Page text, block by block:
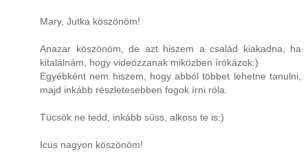
Mary, Jutka köszönöm!
Anazar köszönöm, de azt hiszem a család kiakadna, ha
kitalálnám, hogy videózzanak miközben írókázok:)
Egyébként nem hiszem, hogy abból többet lehetne tanulni,
majd inkább részletesebben fogok írni róla.
Tücsök ne tedd, inkább süss, alkoss te is:)
Icus nagyon köszönöm!